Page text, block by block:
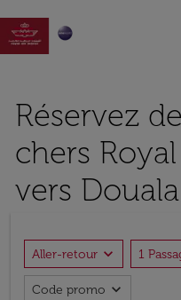

Réservez
chers
vers Douala
Aller-retour expand_more 1
Code promo expand_more